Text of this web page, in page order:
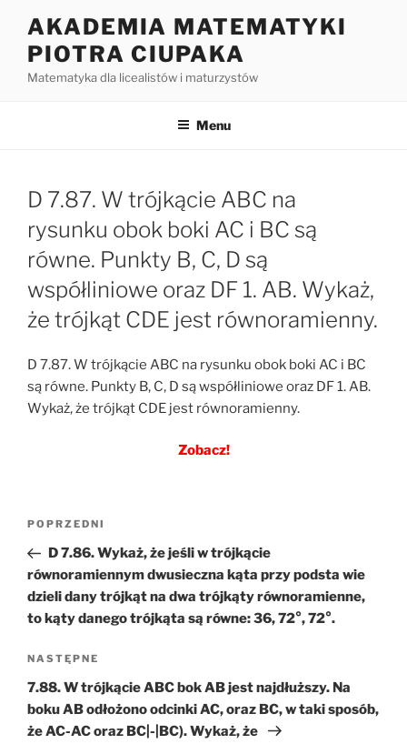
treści
AKADEMIA MATEMATYKI
PIOTRA CIUPAKA
Matematyka dla licealistów i maturzystów
Menu
D 7.87. W trójkącie ABC na
rysunku obok boki AC i BC są
równe. Punkty B, C, D są
współliniowe oraz DF 1. AB. Wykaż,
że trójkąt CDE jest równoramienny.
D 7.87. W trójkącie ABC na rysunku obok boki AC i BC
są równe. Punkty B, C, D są współliniowe oraz DF 1. AB.
Wykaż, że trójkąt CDE jest równoramienny.
Zobacz!
Nawigacja
Poprzedni
wpis
POPRZEDNI
D 7.86. Wykaż, że jeśli w trójkącie
równoramiennym dwusieczna kąta przy podsta wie
dzieli dany trójkąt na dwa trójkąty równoramienne,
to kąty danego trójkąta są równe: 36, 72°, 72°.
Następny
wpis
NASTĘPNE
7.88. W trójkącie ABC bok AB jest najdłuższy. Na
boku AB odłożono odcinki AC, oraz BC, w taki sposób,
że AC-AC oraz BC|-|BC). Wykaż, że